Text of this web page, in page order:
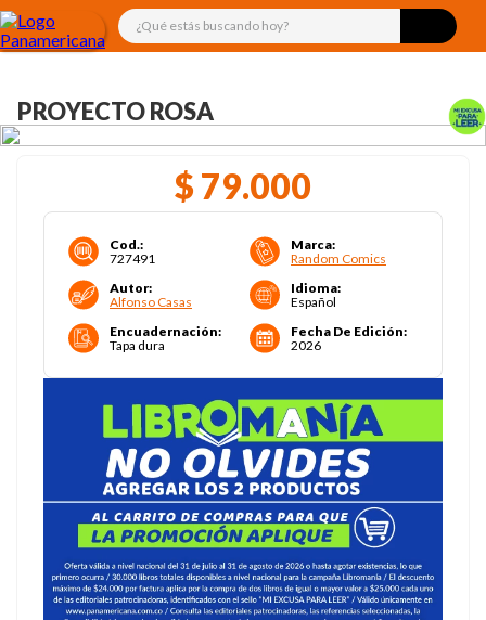
¿Qué estás buscando hoy?
PROYECTO ROSA
$ 79.000
Cod.:
727491
Marca:
Random Comics
Autor:
Alfonso Casas
Idioma:
Español
Encuadernación:
Tapa dura
Fecha De Edición:
2026